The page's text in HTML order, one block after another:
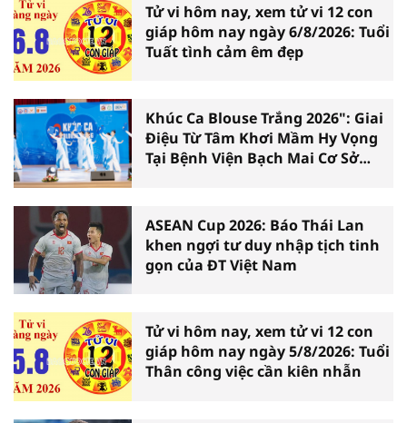
Tử vi hôm nay, xem tử vi 12 con
giáp hôm nay ngày 6/8/2026: Tuổi
Tuất tình cảm êm đẹp
Khúc Ca Blouse Trắng 2026": Giai
Điệu Từ Tâm Khơi Mầm Hy Vọng
Tại Bệnh Viện Bạch Mai Cơ Sở
ASEAN Cup 2026: Báo Thái Lan
khen ngợi tư duy nhập tịch tinh
gọn của ĐT Việt Nam
Tử vi hôm nay, xem tử vi 12 con
giáp hôm nay ngày 5/8/2026: Tuổi
Thân công việc cần kiên nhẫn